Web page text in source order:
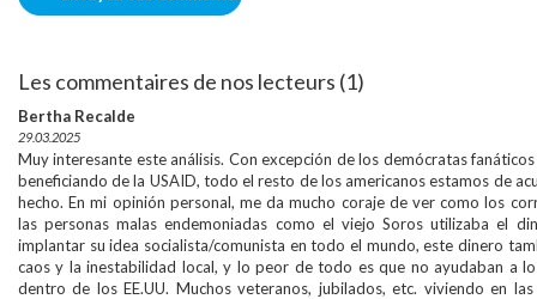
Les commentaires de nos lecteurs (1)
Bertha Recalde
29.03.2025
Muy interesante este análisis. Con excepción de los demócratas
beneficiando de la USAID, todo el resto de los americanos estamos de
hecho. En mi opinión personal, me da mucho coraje de ver como los
las personas malas endemoniadas como el viejo Soros utilizaba el
implantar su idea socialista/comunista en todo el mundo, este dinero
caos y la inestabilidad local, y lo peor de todo es que no ayudaban a
dentro de los EE.UU. Muchos veteranos, jubilados, etc. viviendo en